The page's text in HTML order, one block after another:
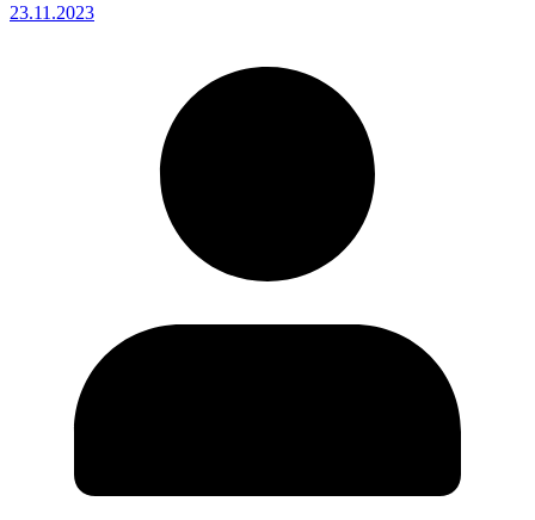
23.11.2023